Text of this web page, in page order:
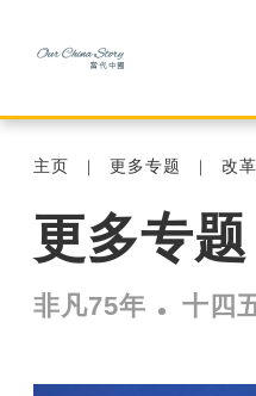
主页 更多专题 改
更多专题
非凡75年 十四